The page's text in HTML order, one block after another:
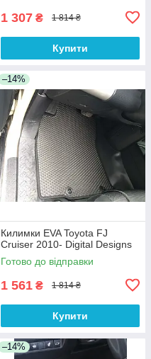
1 307 ₴ 1 814 ₴
Купити
–14%
Килимки EVA Toyota FJ
Cruiser 2010- Digital Designs
Готово до відправки
1 561 ₴ 1 814 ₴
Купити
–14%